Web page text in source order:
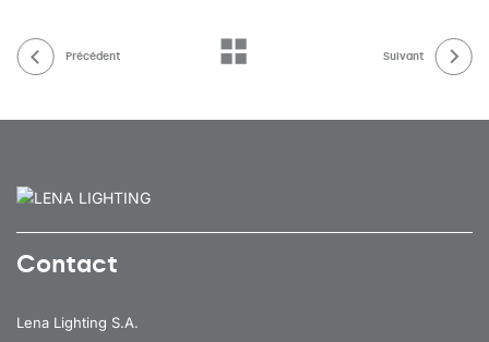
Précédent Suivant
Contact
Lena Lighting S.A.